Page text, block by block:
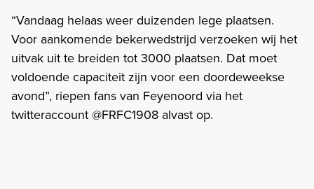
“Vandaag helaas weer duizenden lege plaatsen.
Voor aankomende bekerwedstrijd verzoeken wij het
uitvak uit te breiden tot 3000 plaatsen. Dat moet
voldoende capaciteit zijn voor een doordeweekse
avond”, riepen fans van Feyenoord via het
twitteraccount @FRFC1908 alvast op.